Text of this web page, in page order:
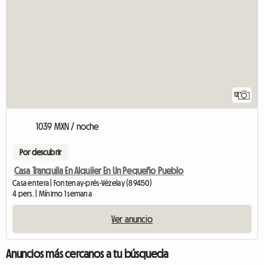
12
1039 MXN / noche
Por descubrir
Casa Tranquila En Alquiler En Un Pequeño Pueblo
Casa entera | Fontenay-prés-Vézelay (89450)
4 pers. | Mínimo 1 semana
Ver anuncio
Anuncios más cercanos a tu búsqueda